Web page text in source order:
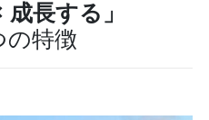
長する」
の特徴